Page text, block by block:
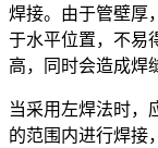
焊接。由于管壁厚
于水平位置，不易
高，同时会造成焊
当采用左焊法时，
的范围内进行焊接